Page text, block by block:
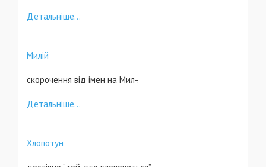
Детальніше...
Милій
скорочення від імен на Мил-.
Детальніше...
Хлопотун